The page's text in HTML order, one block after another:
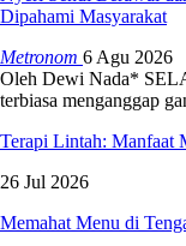
Dipahami Masyarakat
Metronom 6 Agu 2026
Oleh Dewi Nada*
terbiasa menganggap
Terapi Lintah: Manfaat
26 Jul 2026
Memahat Menu di